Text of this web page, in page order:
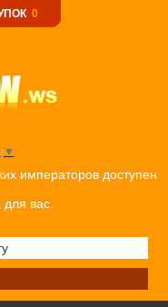
0
▼
императоров доступен
вас.